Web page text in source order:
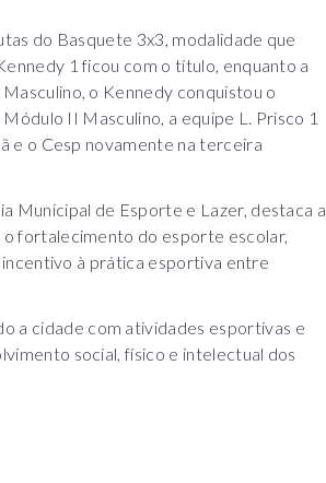
do Basquete 3x3, modalidade que
1 ficou com o título, enquanto a
o Kennedy conquistou o
II Masculino, a equipe L. Prisco 1
e o Cesp novamente na terceira
Municipal de Esporte e Lazer, destaca a
fortalecimento do esporte escolar,
à prática esportiva entre
a cidade com atividades esportivas e
social, físico e intelectual dos